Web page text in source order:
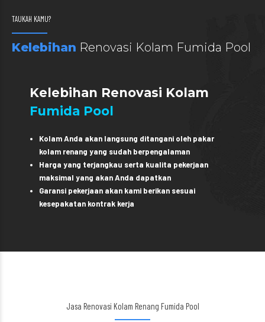
TAUKAH KAMU?
Kelebihan Renovasi Kolam Fumida Pool
Kelebihan Renovasi Kolam
Fumida Pool
Kolam Anda akan langsung ditangani oleh pakar
kolam renang yang sudah berpengalaman
Harga yang terjangkau serta kualita pekerjaan
maksimal yang akan Anda dapatkan
Garansi pekerjaan akan kami berikan sesuai
kesepakatan kontrak kerja
Jasa Renovasi Kolam Renang Fumida Pool